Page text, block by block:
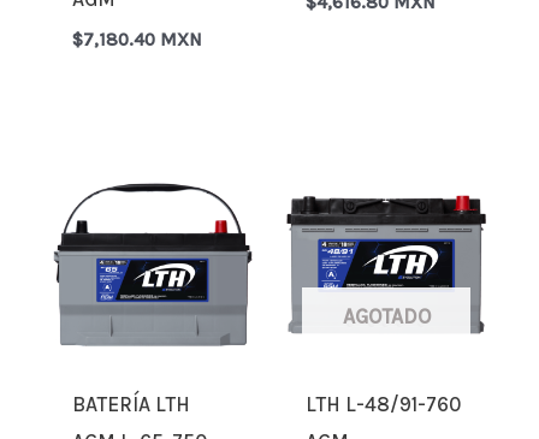
$7,180.40 MXN
BATERÍA LTH
AGOTADO
LTH L-48/91-760